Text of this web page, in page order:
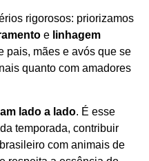
rigorosos: priorizamos
e linhagem
pais, mães e avós que se
quanto com amadores
lado a lado. É esse
temporada, contribuir
com animais de